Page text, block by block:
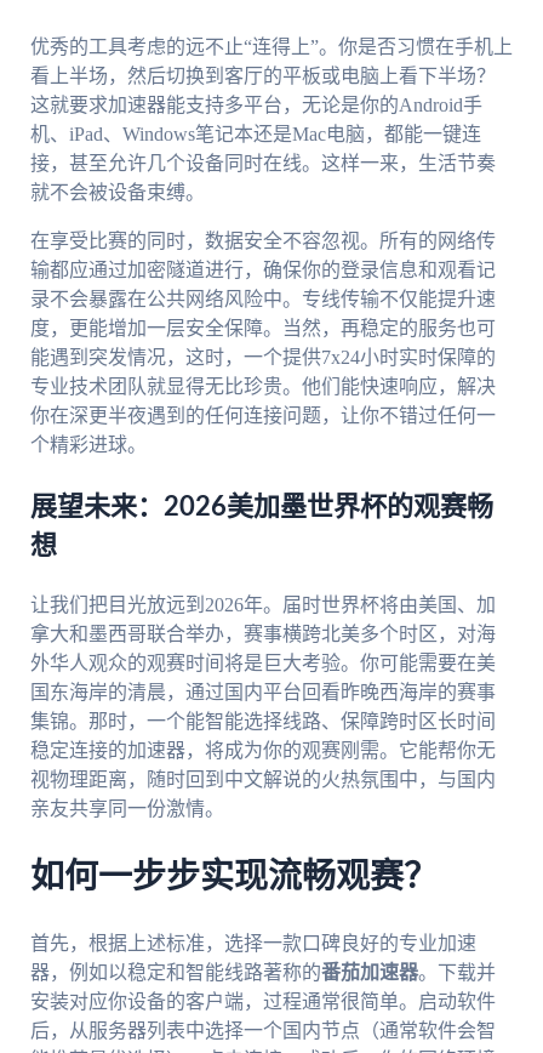
优秀的工具考虑的远不止“连得上”。你是否习惯在手机上
看上半场，然后切换到客厅的平板或电脑上看下半场？
这就要求加速器能支持多平台，无论是你的Android手
机、iPad、Windows笔记本还是Mac电脑，都能一键连
接，甚至允许几个设备同时在线。这样一来，生活节奏
就不会被设备束缚。
在享受比赛的同时，数据安全不容忽视。所有的网络传
输都应通过加密隧道进行，确保你的登录信息和观看记
录不会暴露在公共网络风险中。专线传输不仅能提升速
度，更能增加一层安全保障。当然，再稳定的服务也可
能遇到突发情况，这时，一个提供7x24小时实时保障的
专业技术团队就显得无比珍贵。他们能快速响应，解决
你在深更半夜遇到的任何连接问题，让你不错过任何一
个精彩进球。
展望未来：2026美加墨世界杯的观赛畅
想
让我们把目光放远到2026年。届时世界杯将由美国、加
拿大和墨西哥联合举办，赛事横跨北美多个时区，对海
外华人观众的观赛时间将是巨大考验。你可能需要在美
国东海岸的清晨，通过国内平台回看昨晚西海岸的赛事
集锦。那时，一个能智能选择线路、保障跨时区长时间
稳定连接的加速器，将成为你的观赛刚需。它能帮你无
视物理距离，随时回到中文解说的火热氛围中，与国内
亲友共享同一份激情。
如何一步步实现流畅观赛？
首先，根据上述标准，选择一款口碑良好的专业加速
器，例如以稳定和智能线路著称的番茄加速器。下载并
安装对应你设备的客户端，过程通常很简单。启动软件
后，从服务器列表中选择一个国内节点（通常软件会智